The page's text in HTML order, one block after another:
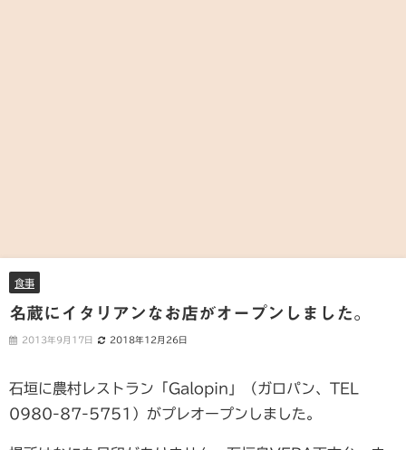
食事
名蔵にイタリアンなお店がオープンしました。
2013年9月17日 2018年12月26日
石垣に農村レストラン「Galopin」（ガロパン、TEL
0980-87-5751）がプレオープンしました。